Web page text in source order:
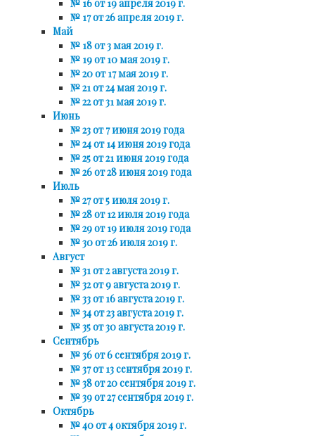
№ 16 от 19 апреля 2019 г.
№ 17 от 26 апреля 2019 г.
Май
№ 18 от 3 мая 2019 г.
№ 19 от 10 мая 2019 г.
№ 20 от 17 мая 2019 г.
№ 21 от 24 мая 2019 г.
№ 22 от 31 мая 2019 г.
Июнь
№ 23 от 7 июня 2019 года
№ 24 от 14 июня 2019 года
№ 25 от 21 июня 2019 года
№ 26 от 28 июня 2019 года
Июль
№ 27 от 5 июля 2019 г.
№ 28 от 12 июля 2019 года
№ 29 от 19 июля 2019 года
№ 30 от 26 июля 2019 г.
Август
№ 31 от 2 августа 2019 г.
№ 32 от 9 августа 2019 г.
№ 33 от 16 августа 2019 г.
№ 34 от 23 августа 2019 г.
№ 35 от 30 августа 2019 г.
Сентябрь
№ 36 от 6 сентября 2019 г.
№ 37 от 13 сентября 2019 г.
№ 38 от 20 сентября 2019 г.
№ 39 от 27 сентября 2019 г.
Октябрь
№ 40 от 4 октября 2019 г.